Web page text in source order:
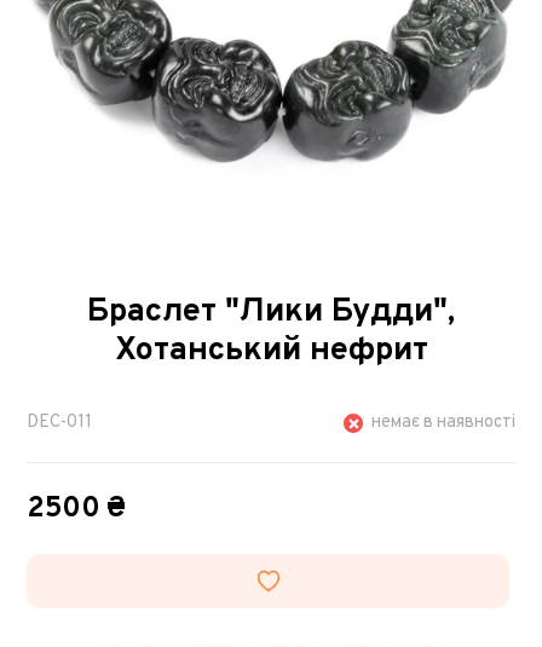
Браслет "Лики Будди",
Хотанський нефрит
DEC-011 немає в наявності
2500 ₴